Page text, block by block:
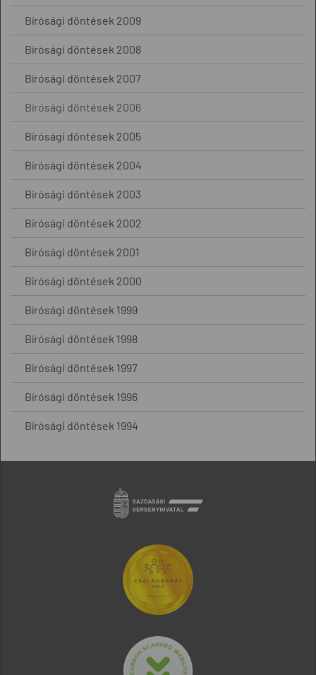
Bírósági döntések 2009
Bírósági döntések 2008
Bírósági döntések 2007
Bírósági döntések 2006
Bírósági döntések 2005
Bírósági döntések 2004
Bírósági döntések 2003
Bírósági döntések 2002
Bírósági döntések 2001
Bírósági döntések 2000
Bírósági döntések 1999
Bírósági döntések 1998
Bírósági döntések 1997
Bírósági döntések 1996
Bírósági döntések 1994